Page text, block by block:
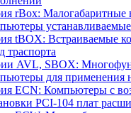
rBox: Малогабаритные
tBOX: Встраиваемые
траспорта
AVL, SBOX:
для применения
ECN: Компьютеры с
PCI-104 плат